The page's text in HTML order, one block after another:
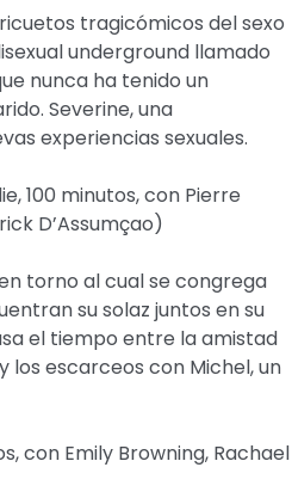
tragicómicos del sexo
underground llamado
nunca ha tenido un
Severine, una
experiencias sexuales.
100 minutos, con Pierre
D’Assumçao)
torno al cual se congrega
su solaz juntos en su
el tiempo entre la amistad
escarceos con Michel, un
con Emily Browning, Rachael